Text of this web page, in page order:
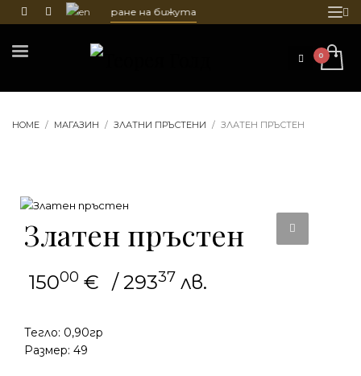
и гравиране на бижута
HOME МАГАЗИН ЗЛАТНИ ПРЪСТЕНИ ЗЛАТЕН ПРЪСТЕН
Златен пръстен
15000 € / 29337 лв.
Тегло: 0,90гр
Размер: 49